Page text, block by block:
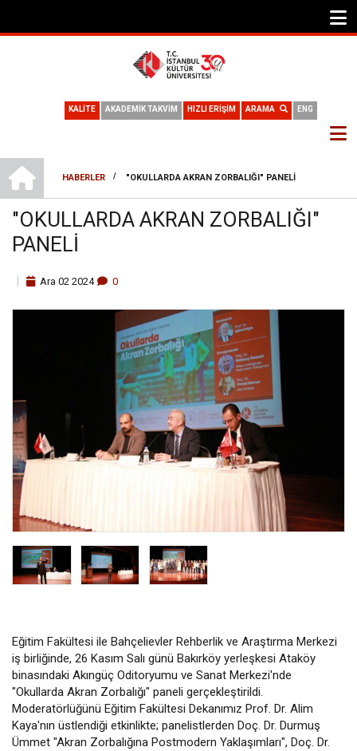
ENG
ARAMA
HIZLI ERİŞİM
AKADEMİK TAKVİM
KALİTE
SAYFA
YOLU
HABERLER
/ "OKULLARDA AKRAN ZORBALIĞI" PANELI
"OKULLARDA AKRAN ZORBALIĞI"
PANELI
Ara 02 2024 0
Eğitim Fakültesi ile Bahçelievler Rehberlik ve Araştırma Merkezi
iş birliğinde, 26 Kasım Salı günü Bakırköy yerleşkesi Ataköy
binasındaki Akıngüç Oditoryumu ve Sanat Merkezi'nde
"Okullarda Akran Zorbalığı" paneli gerçekleştirildi.
Moderatörlüğünü Eğitim Fakültesi Dekanımız Prof. Dr. Alim
Kaya'nın üstlendiği etkinlikte; panelistlerden Doç. Dr. Durmuş
Ümmet "Akran Zorbalığına Postmodern Yaklaşımları", Doç. Dr.